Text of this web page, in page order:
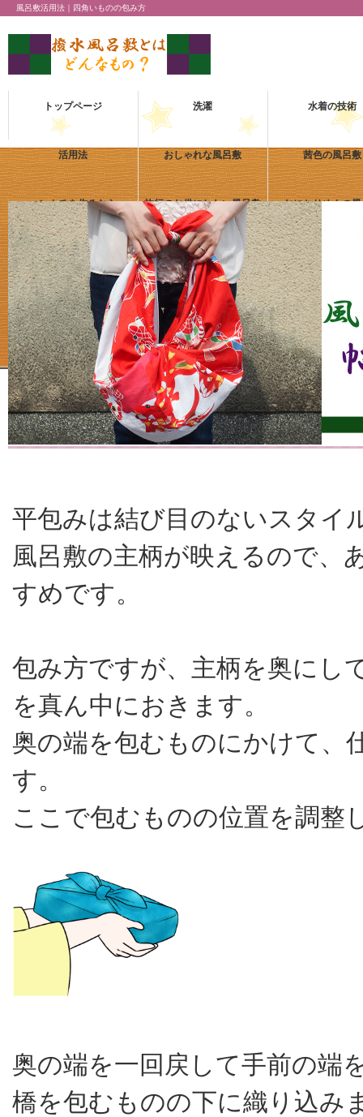
風呂敷活用法｜四角いものの包み方
トップページ 洗濯 水着の技術
活用法 おしゃれな風呂敷 茜色の風呂敷
ハンカチを作るなら 旅行のお供にしたい風呂敷 おにちりめんの
熱中症対策アイテムに
会場を盛り上げるオリジナル
手ぬぐい
手入れのしやすさが
ステル天竺ハン
同じ四角形でも用途によって包み方が変わる
平包みは結び目のないスタイ
風呂敷の主柄が映えるので、
すめです。
包み方ですが、主柄を奥にし
を真ん中におきます。
奥の端を包むものにかけて、
す。
ここで包むものの位置を調整
奥の端を一回戻して手前の端
橋を包むものの下に織り込み